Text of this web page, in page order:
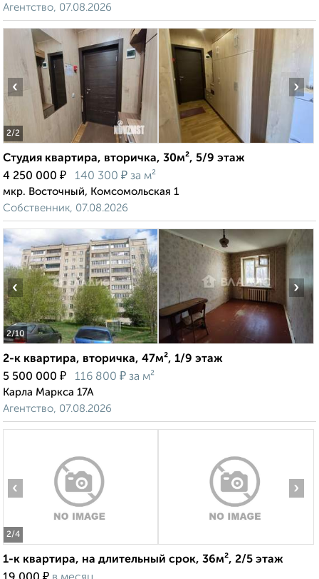
Агентство, 07.08.2026
2/2
‹ ›
Студия квартира, вторичка, 30м², 5/9 этаж
4 250 000 ₽ 140 300 ₽ за м²
мкр. Восточный, Комсомольская 1
Собственник, 07.08.2026
2/10
‹ ›
2-к квартира, вторичка, 47м², 1/9 этаж
5 500 000 ₽ 116 800 ₽ за м²
Карла Маркса 17А
Агентство, 07.08.2026
2/4
‹ ›
1-к квартира, на длительный срок, 36м², 2/5 этаж